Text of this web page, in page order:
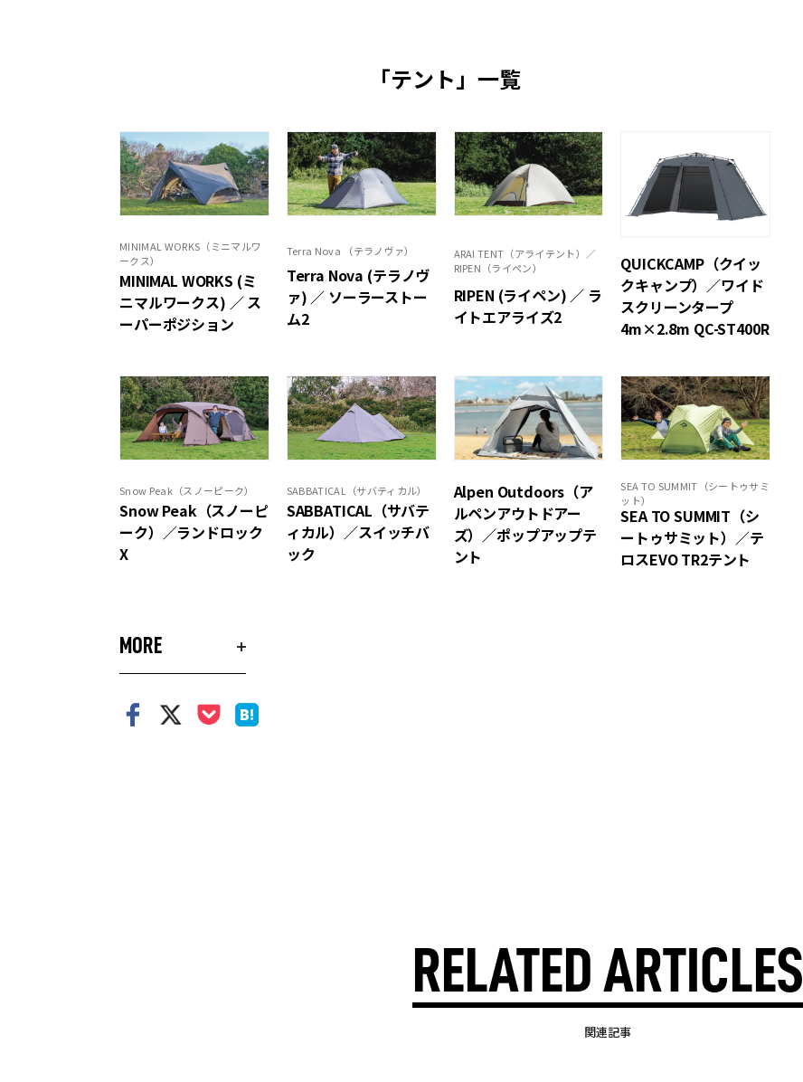
「テント」一覧
MINIMAL WORKS（ミニマルワ
ークス）
MINIMAL WORKS (ミ
ニマルワークス) ／ ス
ーパーポジション
Terra Nova （テラノヴァ）
Terra Nova (テラノヴ
ァ) ／ ソーラーストー
ム2
ARAI TENT（アライテント）／
RIPEN（ライペン）
RIPEN (ライペン) ／ ラ
イトエアライズ2
QUICKCAMP（クイッ
クキャンプ）／ワイド
スクリーンタープ
4m×2.8m QC-ST400R
Snow Peak（スノーピーク）
Snow Peak（スノーピ
ーク）／ランドロック
X
SABBATICAL（サバティカル）
SABBATICAL（サバテ
ィカル）／スイッチバ
ック
Alpen Outdoors（ア
ルペンアウトドアー
ズ）／ポップアップテ
ント
SEA TO SUMMIT（シートゥサミ
ット）
SEA TO SUMMIT（シ
ートゥサミット）／テ
ロスEVO TR2テント
MORE
RELATED ARTICLES
関連記事